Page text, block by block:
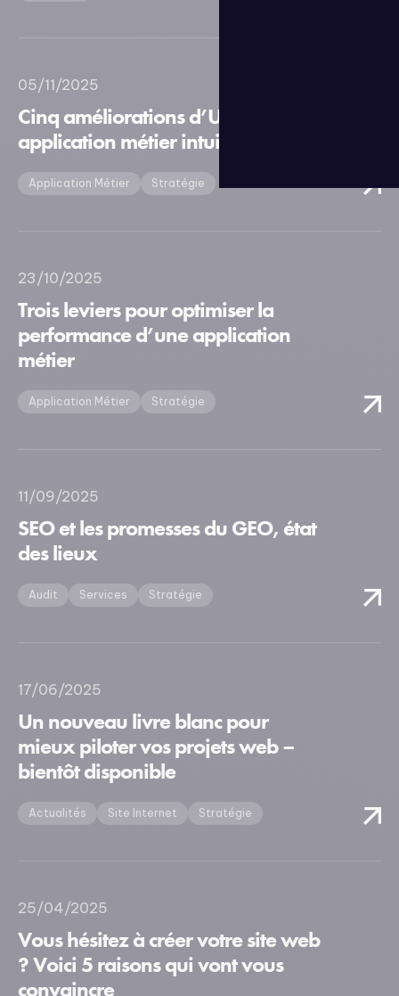
05/11/2025
Cinq améliorations d’UX pour une
application métier intuitive
Application Métier Stratégie
23/10/2025
Trois leviers pour optimiser la
performance d’une application
métier
Application Métier Stratégie
11/09/2025
SEO et les promesses du GEO, état
des lieux
Audit Services Stratégie
17/06/2025
Un nouveau livre blanc pour
mieux piloter vos projets web –
bientôt disponible
Actualités Site Internet Stratégie
25/04/2025
Vous hésitez à créer votre site web
? Voici 5 raisons qui vont vous
convaincre